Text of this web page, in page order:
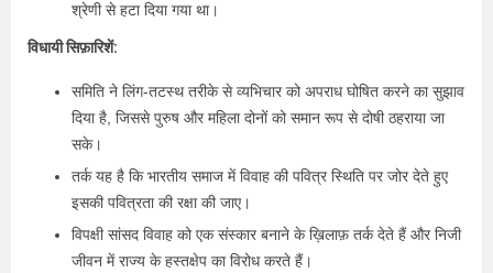
श्रेणी से हटा दिया गया था।
विधायी सिफ़ारिशें:
समिति ने लिंग-तटस्थ तरीके से व्यभिचार को अपराध घोषित करने का सुझाव
दिया है, जिससे पुरुष और महिला दोनों को समान रूप से दोषी ठहराया जा
सके।
तर्क यह है कि भारतीय समाज में विवाह की पवित्र स्थिति पर जोर देते हुए
इसकी पवित्रता की रक्षा की जाए।
विपक्षी सांसद विवाह को एक संस्कार बनाने के ख़िलाफ़ तर्क देते हैं और निजी
जीवन में राज्य के हस्तक्षेप का विरोध करते हैं।